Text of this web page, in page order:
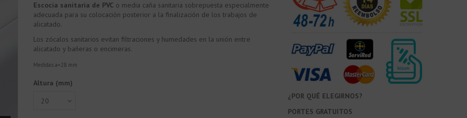
Escocia sanitaria de PVC o media caña sanitaria sobrepuesta especialmente
adecuada para su colocación posterior a la finalización de los trabajos de
alicatado.
Los zócalos sanitarios evitan filtraciones y humedades en la unión entre
alicatado y bañeras o encimeras.
Medidas a=28 mm
Altura (mm)
¿POR QUÉ ELEGIRNOS?
PORTES GRATUITOS